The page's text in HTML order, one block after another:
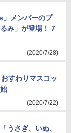
」メンバーのプ
み」が登場！ 7
(2020/7/28)
すわりマスコッ
(2020/7/22)
うさぎ、いぬ、